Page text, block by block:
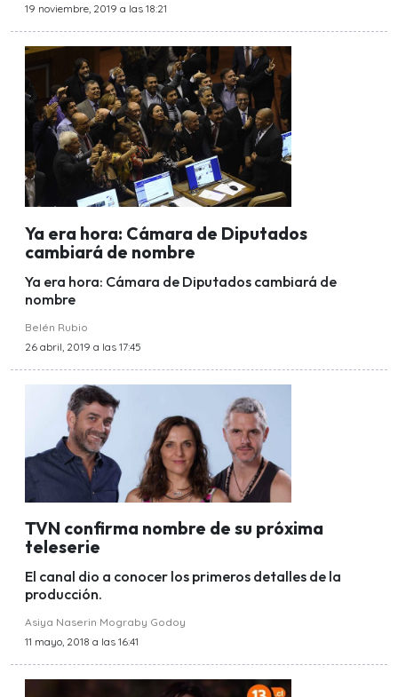
19 noviembre, 2019 a las 18:21
Ya era hora: Cámara de Diputados
cambiará de nombre
Ya era hora: Cámara de Diputados cambiará de
nombre
Belén Rubio
26 abril, 2019 a las 17:45
TVN confirma nombre de su próxima
teleserie
El canal dio a conocer los primeros detalles de la
producción.
Asiya Naserin Mograby Godoy
11 mayo, 2018 a las 16:41